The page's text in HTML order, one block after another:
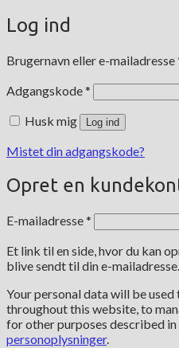
Log ind
Brugernavn eller e-mailadresse
Adgangskode*
Husk mig Log ind
Mistet din adgangskode?
Opret en
E-mailadresse*
Et link til en side, hvor du kan
blive sendt til din e-mailadresse.
Your personal data will be
throughout this website, to
for other purposes described in
personoplysninger.